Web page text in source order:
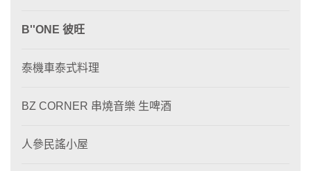
B''ONE 彼旺
泰機車泰式料理
BZ CORNER 串燒音樂 生啤酒
人參民謠小屋